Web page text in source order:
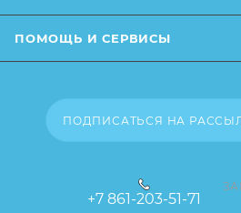
ПОМОЩЬ И СЕРВИСЫ
ПОДПИСАТЬСЯ НА
+7 861-203-51-71